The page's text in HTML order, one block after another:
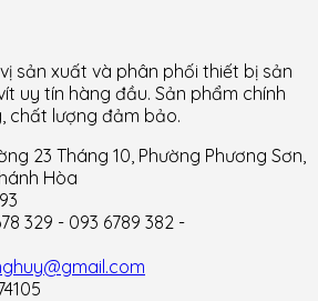
sản xuất và phân phối thiết bị sản
uy tín hàng đầu. Sản phẩm chính
chất lượng đảm bảo.
23 Tháng 10, Phường Phương Sơn,
Hòa
329 - 093 6789 382 -